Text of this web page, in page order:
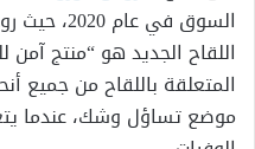
السوق في
اللقاح الجديد هو “منتج آمن
المتعلقة باللقاح من جميع
موضع تساؤل وشك، عندما